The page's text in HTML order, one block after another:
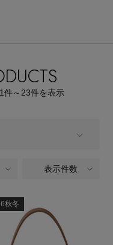
イテム
件～23件を表示
ALL
全てのカテゴリ
全てのカラー
表示件数
秋冬